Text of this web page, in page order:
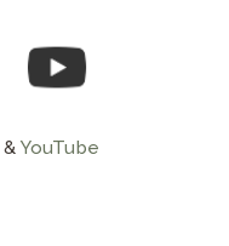
& YouTube